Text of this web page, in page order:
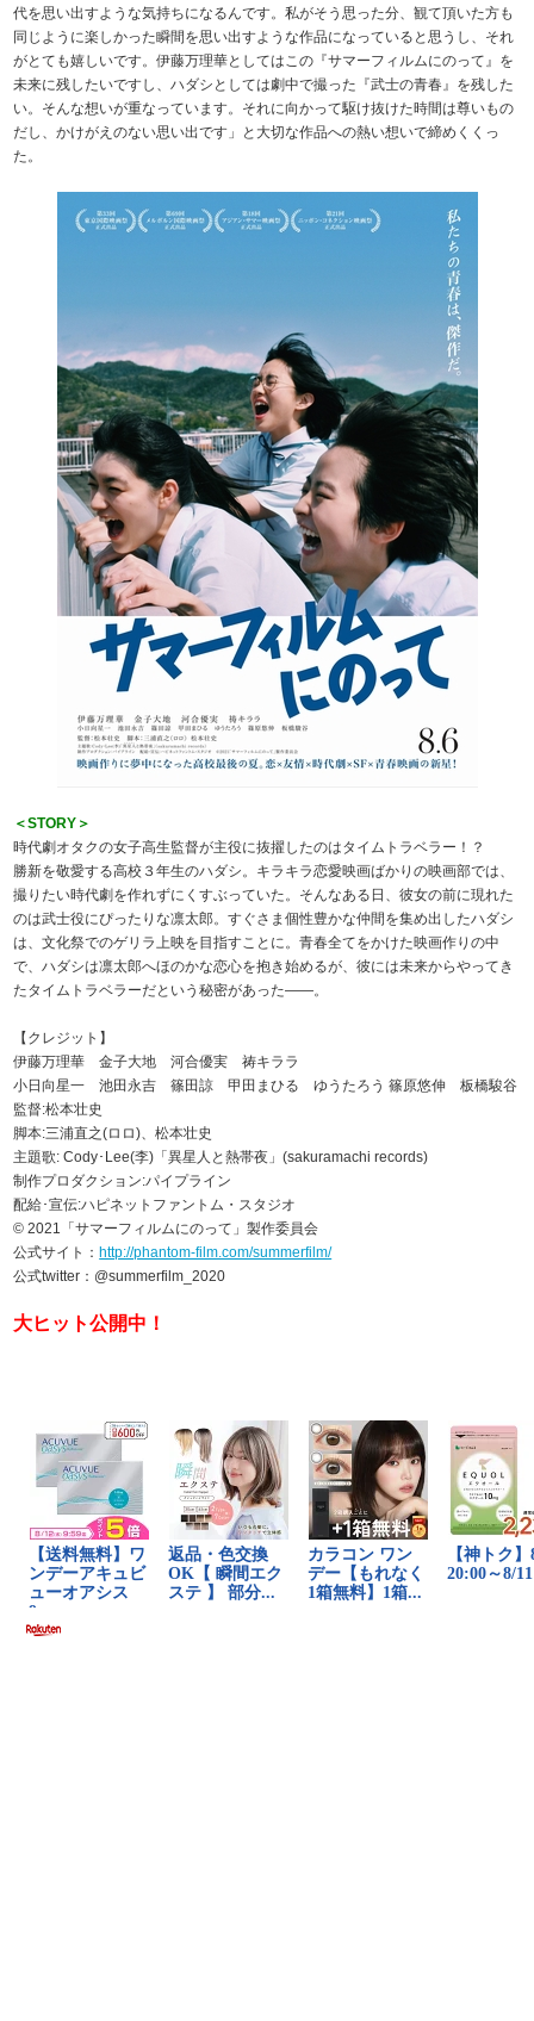
代を思い出すような気持ちになるんです。私がそう思った分、観て頂いた方も
同じように楽しかった瞬間を思い出すような作品になっていると思うし、それ
がとても嬉しいです。伊藤万理華としてはこの『サマーフィルムにのって』を
未来に残したいですし、ハダシとしては劇中で撮った『武士の青春』を残した
い。そんな想いが重なっています。それに向かって駆け抜けた時間は尊いもの
だし、かけがえのない思い出です」と大切な作品への熱い想いで締めくくっ
た。
＜STORY＞
時代劇オタクの女子高生監督が主役に抜擢したのはタイムトラベラー！？
勝新を敬愛する高校３年生のハダシ。キラキラ恋愛映画ばかりの映画部では、
撮りたい時代劇を作れずにくすぶっていた。そんなある日、彼女の前に現れた
のは武士役にぴったりな凛太郎。すぐさま個性豊かな仲間を集め出したハダシ
は、文化祭でのゲリラ上映を目指すことに。青春全てをかけた映画作りの中
で、ハダシは凛太郎へほのかな恋心を抱き始めるが、彼には未来からやってき
たタイムトラベラーだという秘密があった――。
【クレジット】
伊藤万理華 金子大地 河合優実 祷キララ
小日向星一 池田永吉 篠田諒 甲田まひる ゆうたろう 篠原悠伸 板橋駿谷
監督:松本壮史
脚本:三浦直之(ロロ)、松本壮史
主題歌: Cody･Lee(李)「異星人と熱帯夜」(sakuramachi records)
制作プロダクション:パイプライン
配給･宣伝:ハピネットファントム・スタジオ
© 2021「サマーフィルムにのって」製作委員会
公式サイト：http://phantom-film.com/summerfilm/
公式twitter：@summerfilm_2020
大ヒット公開中！